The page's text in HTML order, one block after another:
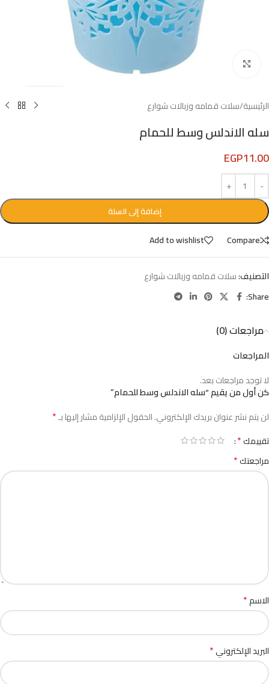
Click to enlarge
الرئيسية/سلات قمامه وزبالات شوارع
سله الاندلس وسط للحمام
EGP11.00
إضافة إلى السلة
Compare
Add to wishlist
التصنيف:سلات قمامه وزبالات شوارع
Share:
مراجعات (0)
المراجعات
لا توجد مراجعات بعد.
كن أول من يقيم “سله الاندلس وسط للحمام”
لن يتم نشر عنوان بريدك الإلكتروني.الحقول الإلزامية مشار إليها بـ*
تقييمك*
مراجعتك*
الاسم*
البريد الإلكتروني*